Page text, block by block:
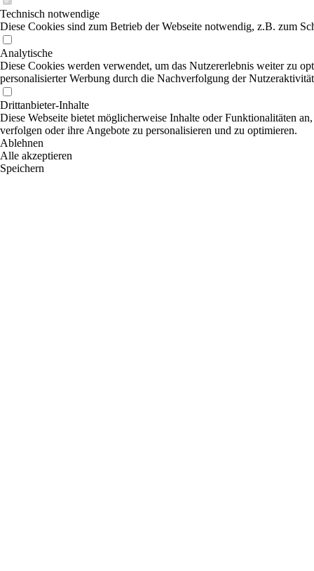
Technisch notwendige
Diese Cookies sind zum Betrieb der Webseite notwendig, z.B. zum
Analytische
Diese Cookies werden verwendet, um das Nutzererlebnis weiter zu
personalisierter Werbung durch die Nachverfolgung der
Drittanbieter-Inhalte
Diese Webseite bietet möglicherweise Inhalte oder Funktionalitäten
verfolgen oder ihre Angebote zu personalisieren und zu optimieren.
Ablehnen
Alle akzeptieren
Speichern